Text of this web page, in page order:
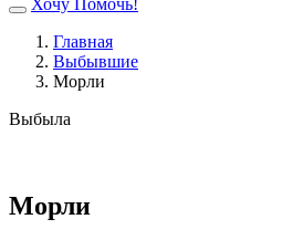
Хочу Помочь!
Главная
Выбывшие
Морли
Выбыла
Морли